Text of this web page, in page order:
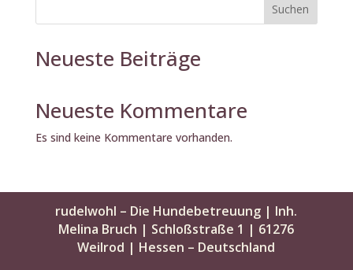
Suchen
Neueste Beiträge
Neueste Kommentare
Es sind keine Kommentare vorhanden.
rudelwohl – Die Hundebetreuung | Inh.
Melina Bruch | Schloßstraße 1 | 61276
Weilrod | Hessen – Deutschland